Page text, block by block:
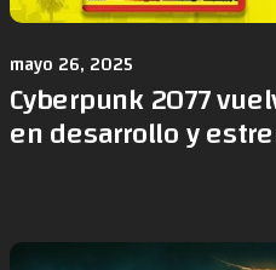
mayo 26, 2025
Cyberpunk 2077
en desarrollo y